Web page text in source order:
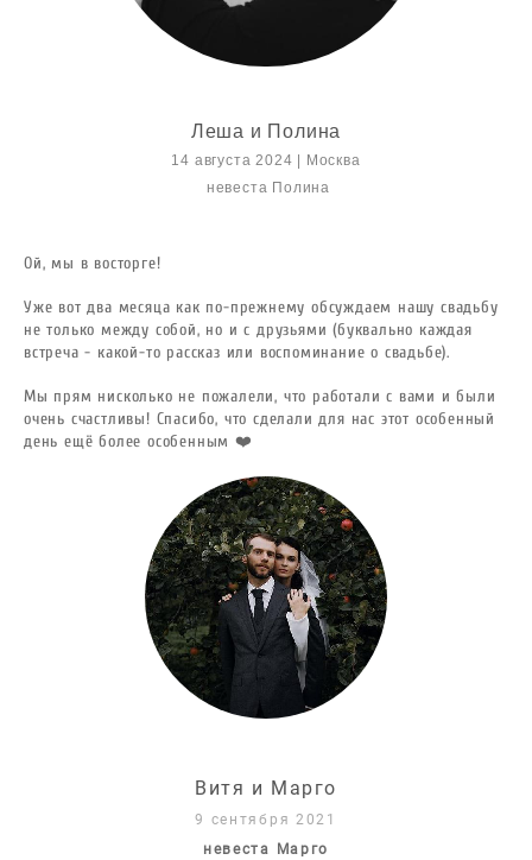
Леша и Полина
14 августа 2024 | Москва
невеста Полина
Ой, мы в восторге!
Уже вот два месяца как по-прежнему обсуждаем нашу свадьбу
не только между собой, но и с друзьями (буквально каждая
встреча - какой-то рассказ или воспоминание о свадьбе).
Мы прям нисколько не пожалели, что работали с вами и были
очень счастливы! Спасибо, что сделали для нас этот особенный
день ещё более особенным ❤️
Витя и Марго
9 сентября 2021
невеста Марго